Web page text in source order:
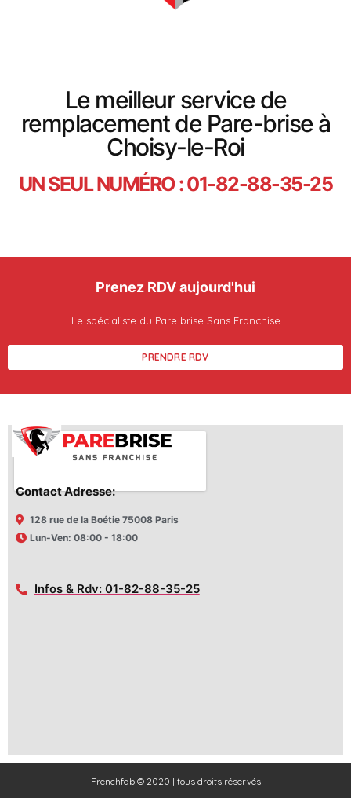
Le meilleur service de
remplacement de Pare-brise à
Choisy-le-Roi
UN SEUL NUMÉRO : 01-82-88-35-25
Prenez RDV aujourd'hui
Le spécialiste du Pare brise Sans Franchise
PRENDRE RDV
Contact Adresse:
128 rue de la Boétie 75008 Paris
Lun-Ven: 08:00 - 18:00
Infos & Rdv: 01-82-88-35-25
Frenchfab © 2020 | tous droits réservés